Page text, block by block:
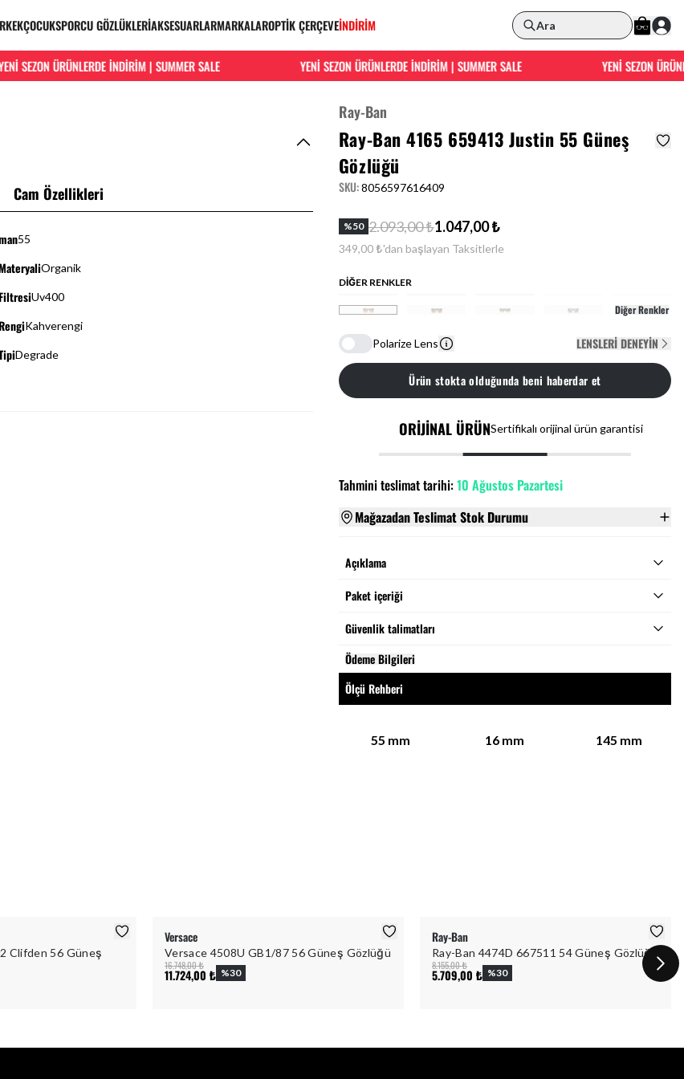
ÇOCUKSPORCU GÖZLÜKLERİAKSESUARLARMARKALAROPTİK ÇERÇEVEİNDİRİM Ara
SEZON ÜRÜNLERDE İNDİRİM | SUMMER SALE YENİ SEZON ÜRÜNLERDE İNDİRİM | SUMMER SALE YENİ SEZON
Cam Özellikleri
55
Organik
Uv400
Kahverengi
Degrade
Ray-Ban
Ray-Ban 4165 659413 Justin 55 Güneş
Gözlüğü
SKU:8056597616409
%50 2.093,00 ₺1.047,00 ₺
349,00 ₺'dan başlayan Taksitlerle
DİĞER RENKLER
Diğer Renkler
Polarize Lens LENSLERI DENEYIN
Ürün stokta olduğunda beni haberdar et
ORİJİNAL ÜRÜNSertifikalı orijinal ürün garantisi
Tahmini teslimat tarihi:10 Ağustos Pazartesi
Mağazadan Teslimat Stok Durumu
Açıklama
Paket içeriği
Güvenlik talimatları
Ödeme Bilgileri
Ölçü Rehberi
55 mm 16 mm 145 mm
Clifden 56 Güneş
Versace
Versace 4508U GB1/87 56 Güneş Gözlüğü
16.748,00 ₺
11.724,00 ₺ %30
Ray-Ban
Ray-Ban 4474D 667511 54 Güneş Gözlüğü
8.155,00 ₺
5.709,00 ₺ %30